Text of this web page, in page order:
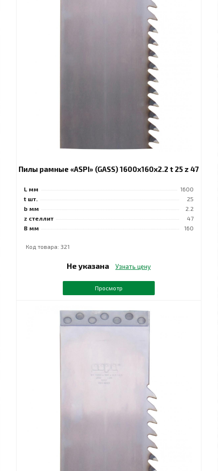
Пилы рамные «ASPI» (GASS) 1600x160x2.2 t 25 z 47
L мм
1600
t шт.
25
b мм
2.2
z стеллит
47
B мм
160
Код товара: 321
Не указана Узнать цену
Просмотр